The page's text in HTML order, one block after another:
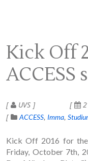
Kick Off
ACCESS
UVS
ACCESS Imma
Kick Off 2016 for the
Friday, October 7th,